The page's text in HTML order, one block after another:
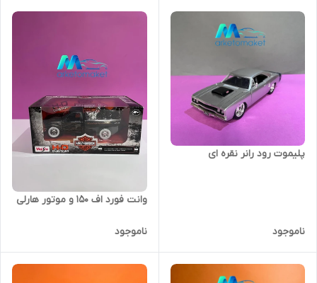
پلیموت رود رانر نقره ای
ناموجود
وانت فورد اف ۱۵۰ و موتور هارلی
ناموجود